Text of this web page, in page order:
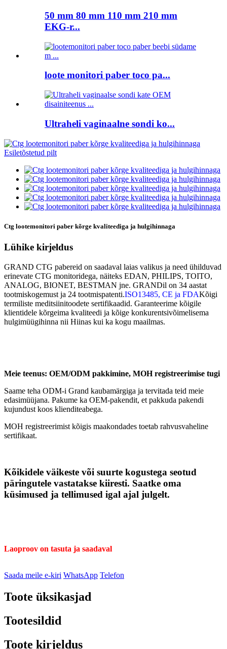
50 mm 80 mm 110 mm 210 mm
EKG-r...
loote monitori paber toco pa...
Ultraheli vaginaalne sondi ko...
Ctg lootemonitori paber kõrge kvaliteediga ja hulgihinnaga
Lühike kirjeldus
GRAND CTG pabereid on saadaval laias valikus ja need ühilduvad
erinevate CTG monitoridega, näiteks EDAN, PHILIPS, TOITO,
ANALOG, BIONET, BESTMAN jne. GRANDil on 34 aastat
tootmiskogemust ja 24 tootmispatenti.ISO13485, CE ja FDAKõigi
termiliste meditsiinitoodete sertifikaadid. Garanteerime kõigile
klientidele kõrgeima kvaliteedi ja kõige konkurentsivõimelisema
hulgimüügihinna nii Hiinas kui ka kogu maailmas.
Meie teenus: OEM/ODM pakkimine, MOH registreerimise tugi
Saame teha ODM-i Grand kaubamärgiga ja tervitada teid meie
edasimüüjana. Pakume ka OEM-pakendit, et pakkuda pakendi
kujundust koos klienditeabega.
MOH registreerimist kõigis maakondades toetab rahvusvaheline
sertifikaat.
Kõikidele väikeste või suurte kogustega seotud
päringutele vastatakse kiiresti. Saatke oma
küsimused ja tellimused igal ajal julgelt.
Laoproov on tasuta ja saadaval
Saada meile e-kiri WhatsApp Telefon
Toote üksikasjad
Tootesildid
Toote kirjeldus